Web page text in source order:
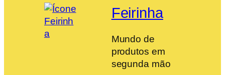
Feirinha
Mundo de
produtos em
segunda mão